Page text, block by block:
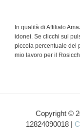
In qualità di Affiliato
idonei. Se clicchi sul
piccola percentuale del
mio lavoro per il
Copyright ©
12824090018 |